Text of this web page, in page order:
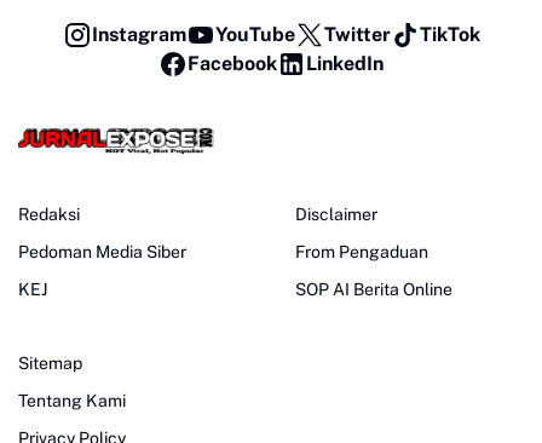
Instagram YouTube Twitter
TikTok
Facebook
LinkedIn
Redaksi
Pedoman Media Siber
KEJ
Disclaimer
From Pengaduan
SOP AI Berita Online
Sitemap
Tentang Kami
Privacy Policy